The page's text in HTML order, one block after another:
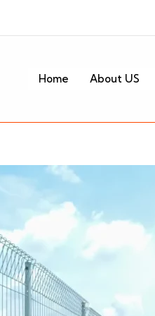
Home About US